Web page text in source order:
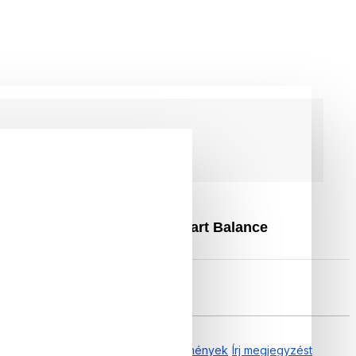
Szivacsos ülés, Smart Balance
0.00 tól től 0 Vélemények Írj megjegyzést